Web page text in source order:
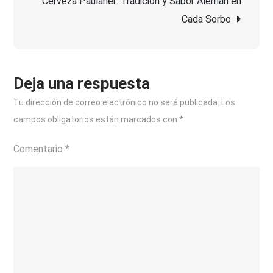
cerveza:
sabor
solo
entradas
Cada Sorbo
Deja una respuesta
Tu dirección de correo electrónico no será publicada.
Los
campos obligatorios están marcados con*
Comentario*